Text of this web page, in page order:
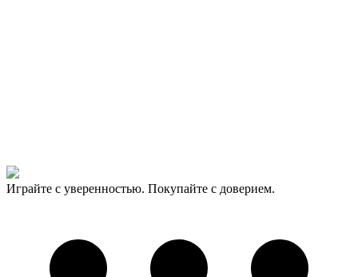
Играйте с уверенностью. Покупайте с доверием.